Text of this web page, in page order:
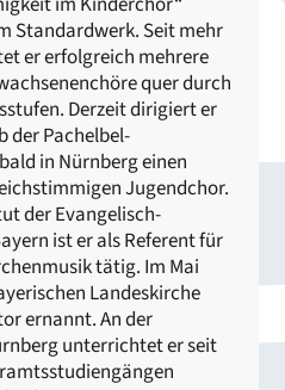
Standardwerk. Seit mehr
er erfolgreich mehrere
quer durch
Derzeit dirigiert er
der Pachelbel-
in Nürnberg einen
Jugendchor.
der Evangelisch-
ist er als Referent für
tätig. Im Mai
Landeskirche
ernannt. An der
unterrichtet er seit